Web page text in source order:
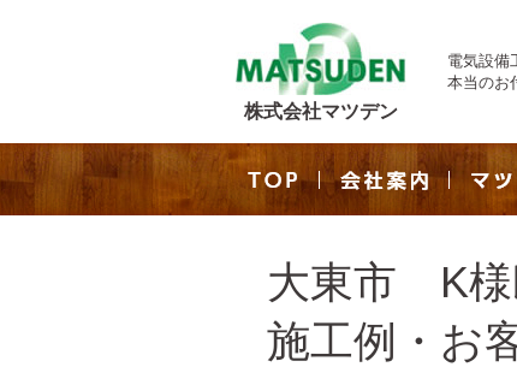
株式会社マツデン
電気設備
本当のお
大東市 K様
施工例・お